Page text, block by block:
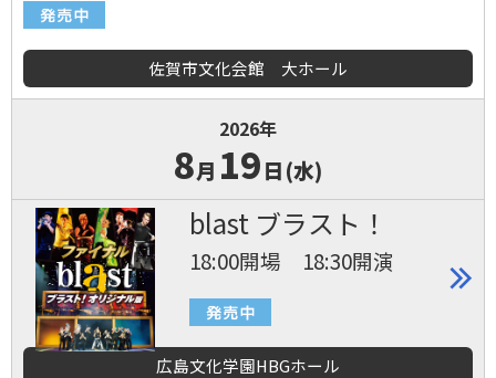
佐賀市文化会館 大ホール
2026年
8月 19日(水)
blast ブラスト！
18:00開場 18:30開演
広島文化学園HBGホール